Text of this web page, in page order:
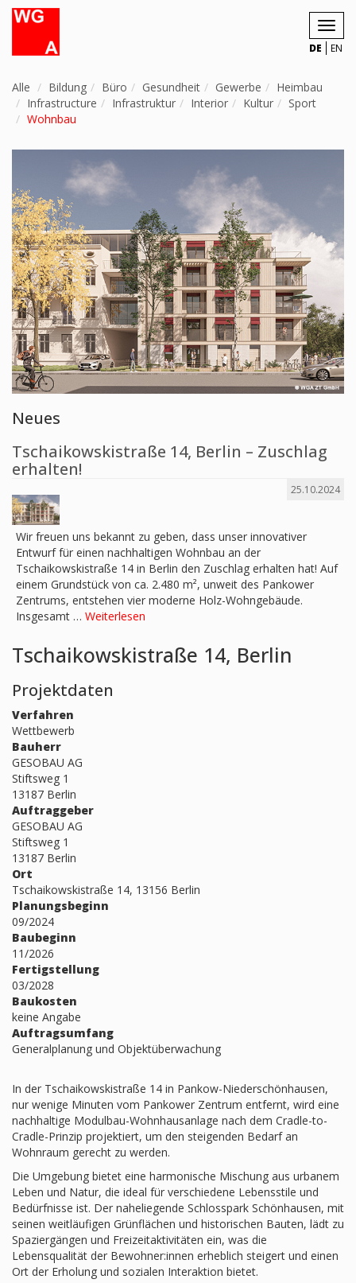
DE EN
Alle Bildung Büro Gesundheit Gewerbe
Heimbau
Infrastructure
Infrastruktur Interior Kultur
Sport
Wohnbau
Neues
Tschaikowskistraße 14, Berlin – Zuschlag
erhalten!
25.10.2024
Wir freuen uns bekannt zu geben, dass unser innovativer
Entwurf für einen nachhaltigen Wohnbau an der
Tschaikowskistraße 14 in Berlin den Zuschlag erhalten hat! Auf
einem Grundstück von ca. 2.480 m², unweit des Pankower
Zentrums, entstehen vier moderne Holz-Wohngebäude.
Insgesamt … Weiterlesen
Tschaikowskistraße 14, Berlin
Projektdaten
Verfahren
Wettbewerb
Bauherr
GESOBAU AG
Stiftsweg 1
13187 Berlin
Auftraggeber
GESOBAU AG
Stiftsweg 1
13187 Berlin
Ort
Tschaikowskistraße 14, 13156 Berlin
Planungsbeginn
09/2024
Baubeginn
11/2026
Fertigstellung
03/2028
Baukosten
keine Angabe
Auftragsumfang
Generalplanung und Objektüberwachung
In der Tschaikowskistraße 14 in Pankow-Niederschönhausen,
nur wenige Minuten vom Pankower Zentrum entfernt, wird eine
nachhaltige Modulbau-Wohnhausanlage nach dem Cradle-to-
Cradle-Prinzip projektiert, um den steigenden Bedarf an
Wohnraum gerecht zu werden.
Die Umgebung bietet eine harmonische Mischung aus urbanem
Leben und Natur, die ideal für verschiedene Lebensstile und
Bedürfnisse ist. Der naheliegende Schlosspark Schönhausen, mit
seinen weitläufigen Grünflächen und historischen Bauten, lädt zu
Spaziergängen und Freizeitaktivitäten ein, was die
Lebensqualität der Bewohner:innen erheblich steigert und einen
Ort der Erholung und sozialen Interaktion bietet.